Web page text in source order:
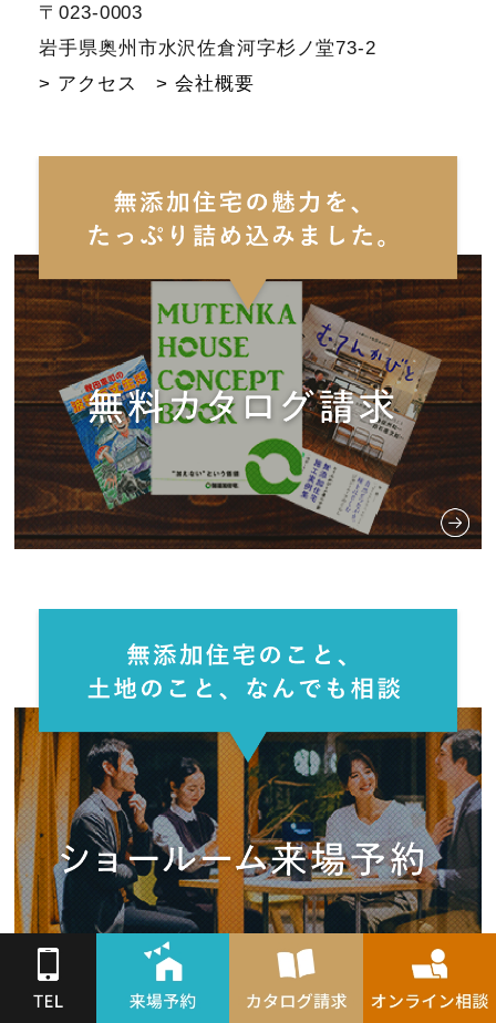
〒023-0003
岩手県奥州市水沢佐倉河字杉ノ堂73-2
> アクセス
> 会社概要